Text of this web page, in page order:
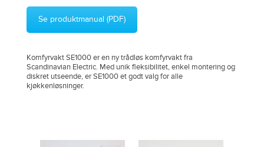
Se produktmanual (PDF)
Komfyrvakt SE1000 er en ny trådløs komfyrvakt fra
Scandinavian Electric. Med unik fleksibilitet, enkel montering og
diskret utseende, er SE1000 et godt valg for alle
kjøkkenløsninger.